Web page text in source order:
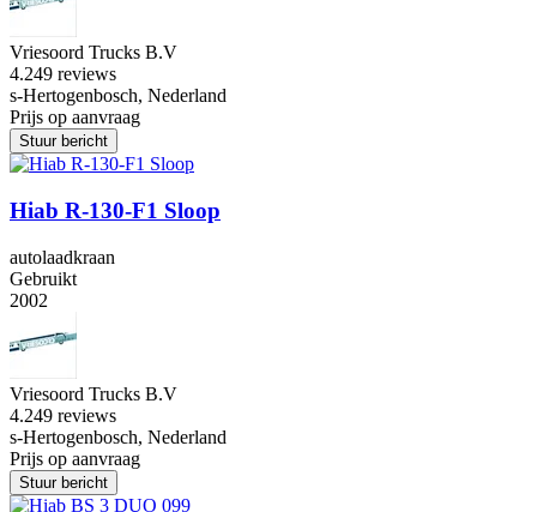
Vriesoord Trucks B.V
4.249 reviews
s-Hertogenbosch, Nederland
Prijs op aanvraag
Stuur bericht
Hiab R-130-F1 Sloop
autolaadkraan
Gebruikt
2002
Vriesoord Trucks B.V
4.249 reviews
s-Hertogenbosch, Nederland
Prijs op aanvraag
Stuur bericht